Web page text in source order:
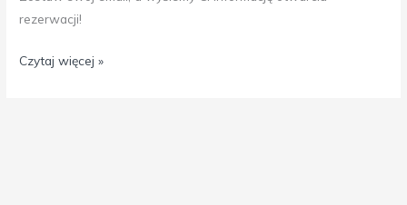
rezerwacji!
Czytaj więcej »